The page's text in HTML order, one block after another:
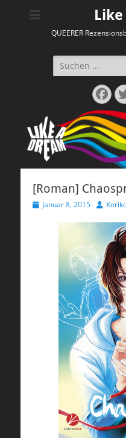
QUEERER
Suchen
nach:
[Roman]
Veröffentlicht
Januar 8, 2015 Autor